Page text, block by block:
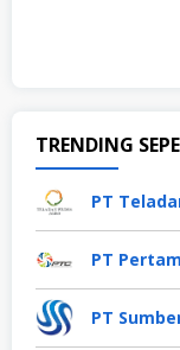
TRENDING
PT
PT
PT